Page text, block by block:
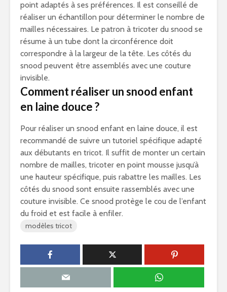
point adaptés à ses préférences. Il est conseillé de
réaliser un échantillon pour déterminer le nombre de
mailles nécessaires. Le patron à tricoter du snood se
résume à un tube dont la circonférence doit
correspondre à la largeur de la tête. Les côtés du
snood peuvent être assemblés avec une couture
invisible.
Comment réaliser un snood enfant
en laine douce ?
Pour réaliser un snood enfant en laine douce, il est
recommandé de suivre un tutoriel spécifique adapté
aux débutants en tricot. Il suffit de monter un certain
nombre de mailles, tricoter en point mousse jusqu’à
une hauteur spécifique, puis rabattre les mailles. Les
côtés du snood sont ensuite rassemblés avec une
couture invisible. Ce snood protège le cou de l’enfant
du froid et est facile à enfiler.
modèles tricot